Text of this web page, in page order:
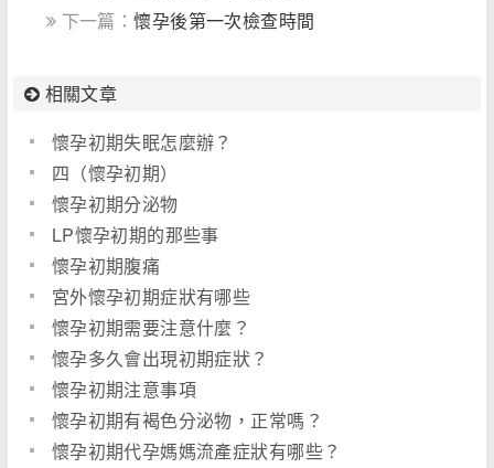
下一篇：懷孕後第一次檢查時間
相關文章
懷孕初期失眠怎麼辦？
四（懷孕初期）
懷孕初期分泌物
LP懷孕初期的那些事
懷孕初期腹痛
宮外懷孕初期症狀有哪些
懷孕初期需要注意什麼？
懷孕多久會出現初期症狀？
懷孕初期注意事項
懷孕初期有褐色分泌物，正常嗎？
懷孕初期代孕媽媽流產症狀有哪些？